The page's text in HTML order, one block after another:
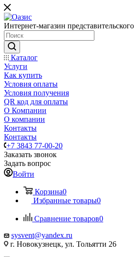
Интернет-магазин
Каталог
Услуги
Как купить
Условия оплаты
Условия получения
QR код для оплаты
О Компании
О компании
Контакты
Контакты
+7 3843 77-00-20
Заказать звонок
Задать вопрос
Войти
Корзина0
Избранные товары0
Сравнение товаров0
sysvent@yandex.ru
г. Новокузнецк, ул. Тольятти 26